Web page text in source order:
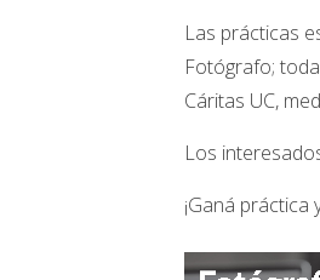
Las prácticas
Fotógrafo;
Cáritas UC,
Los
¡Ganá